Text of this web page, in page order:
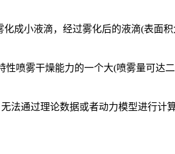
成小液滴，经过雾化后的液滴(表面
喷雾干燥能力的一个大(喷雾量可达
法通过理论数据或者动力模型进行计算